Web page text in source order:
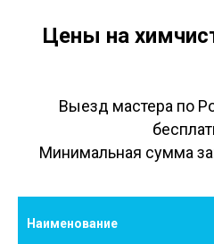
Цены на
Выезд мастера по
Минимальная сумма
Наименование